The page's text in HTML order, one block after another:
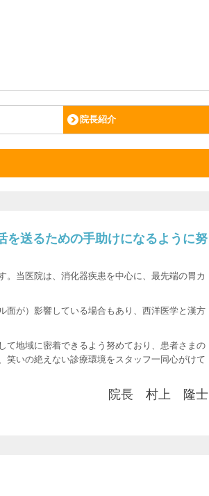
院長紹介
を送るための手助けになるように努
当医院は、消化器疾患を中心に、最先端の胃カ
面が）影響している場合もあり、西洋医学と漢方
て地域に密着できるよう努めており、患者さまの
笑いの絶えない診療環境をスタッフ一同心がけて
院長 村上 隆士